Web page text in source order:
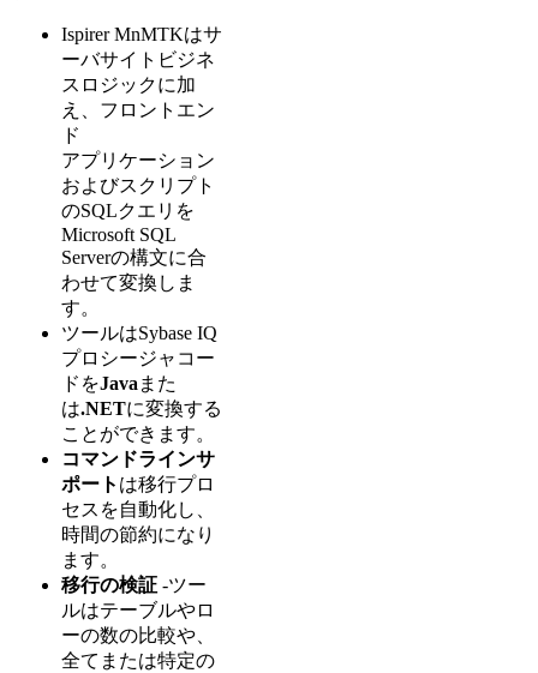
Ispirer MnMTKはサ
ーバサイトビジネ
スロジックに加
え、フロントエン
ド
アプリケーション
およびスクリプト
のSQLクエリを
Microsoft SQL
Serverの構文に合
わせて変換しま
す。
ツールはSybase IQ
プロシージャコー
ドをJava また
は.NETに変換する
ことができます。
コマンドラインサ
ポート は移行プロ
セスを自動化し、
時間の節約になり
ます。
移行の検証 -ツー
ルはテーブルやロ
ーの数の比較や、
全てまたは特定の